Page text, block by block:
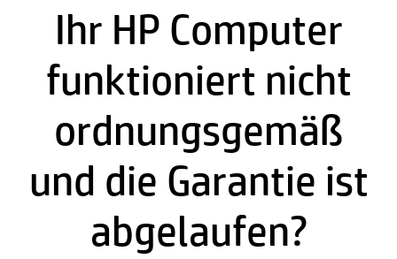
Ihr HP Computer
funktioniert nicht
ordnungsgemäß
und die Garantie ist
abgelaufen?